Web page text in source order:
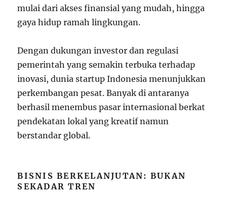
mulai dari akses finansial yang mudah, hingga
gaya hidup ramah lingkungan.
Dengan dukungan investor dan regulasi
pemerintah yang semakin terbuka terhadap
inovasi, dunia startup Indonesia menunjukkan
perkembangan pesat. Banyak di antaranya
berhasil menembus pasar internasional berkat
pendekatan lokal yang kreatif namun
berstandar global.
BISNIS BERKELANJUTAN: BUKAN
SEKADAR TREN